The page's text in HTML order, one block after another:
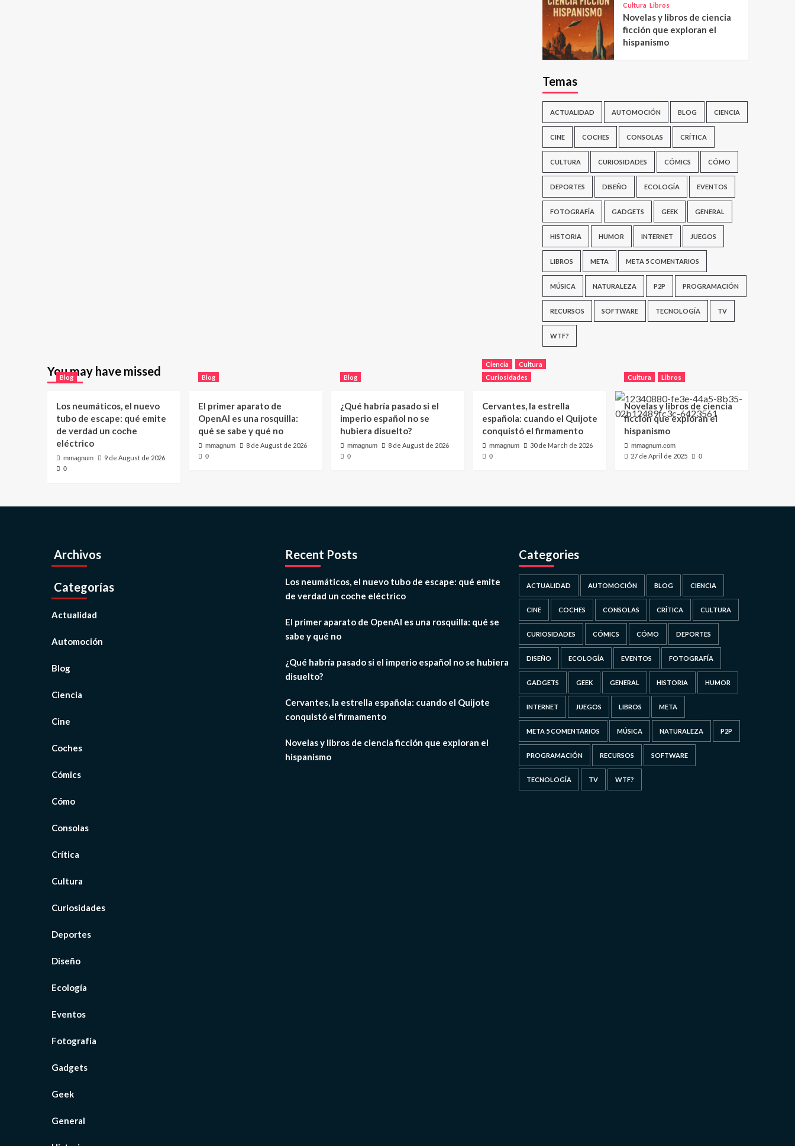
Cultura Libros
Novelas y libros de ciencia
ficción que exploran el
hispanismo
Temas
ACTUALIDAD AUTOMOCIÓN BLOG CIENCIA
CINE COCHES CONSOLAS CRÍTICA
CULTURA CURIOSIDADES CÓMICS CÓMO
DEPORTES DISEÑO ECOLOGÍA EVENTOS
FOTOGRAFÍA GADGETS GEEK GENERAL
HISTORIA HUMOR INTERNET JUEGOS
LIBROS META META 5 COMENTARIOS
MÚSICA NATURALEZA P2P PROGRAMACIÓN
RECURSOS SOFTWARE TECNOLOGÍA TV
WTF?
You may have missed
Blog
Los neumáticos, el nuevo
tubo de escape: qué emite
de verdad un coche
eléctrico
mmagnum 9 de August de 2026
0
Blog
El primer aparato de
OpenAI es una rosquilla:
qué se sabe y qué no
mmagnum 8 de August de 2026
0
Blog
¿Qué habría pasado si el
imperio español no se
hubiera disuelto?
mmagnum 8 de August de 2026
0
Ciencia
Cultura
Curiosidades
Cervantes, la estrella
española: cuando el Quijote
conquistó el firmamento
mmagnum 30 de March de 2026
0
Cultura Libros
Novelas y libros de ciencia
ficción que exploran el
hispanismo
mmagnum.com
27 de April de 2025 0
Archivos
Categorías
Actualidad
Automoción
Blog
Ciencia
Cine
Coches
Cómics
Cómo
Consolas
Crítica
Cultura
Curiosidades
Deportes
Diseño
Ecología
Eventos
Fotografía
Gadgets
Geek
General
Recent Posts
Los neumáticos, el nuevo tubo de escape: qué emite
de verdad un coche eléctrico
El primer aparato de OpenAI es una rosquilla: qué se
sabe y qué no
¿Qué habría pasado si el imperio español no se hubiera
disuelto?
Cervantes, la estrella española: cuando el Quijote
conquistó el firmamento
Novelas y libros de ciencia ficción que exploran el
hispanismo
Categories
ACTUALIDAD AUTOMOCIÓN BLOG CIENCIA
CINE COCHES CONSOLAS CRÍTICA CULTURA
CURIOSIDADES CÓMICS CÓMO DEPORTES
DISEÑO ECOLOGÍA EVENTOS FOTOGRAFÍA
GADGETS GEEK GENERAL HISTORIA HUMOR
INTERNET JUEGOS LIBROS META
META 5 COMENTARIOS MÚSICA NATURALEZA P2P
PROGRAMACIÓN RECURSOS SOFTWARE
TECNOLOGÍA TV WTF?